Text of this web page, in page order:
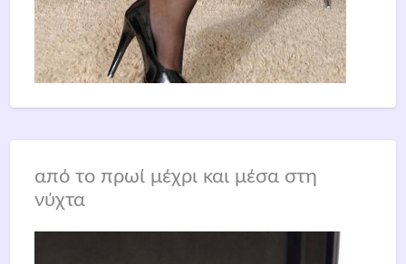
από το πρωί μέχρι και μέσα στη
νύχτα